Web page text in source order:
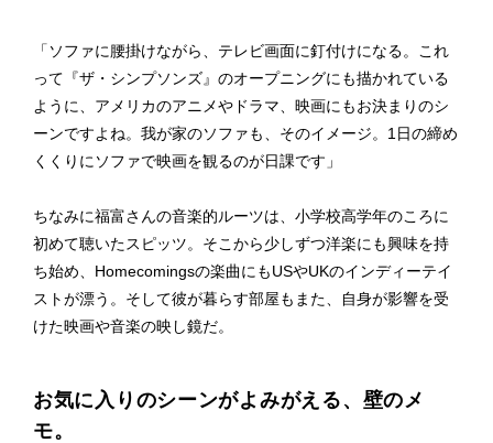
「ソファに腰掛けながら、テレビ画面に釘付けになる。これ
って『ザ・シンプソンズ』のオープニングにも描かれている
ように、アメリカのアニメやドラマ、映画にもお決まりのシ
ーンですよね。我が家のソファも、そのイメージ。1日の締め
くくりにソファで映画を観るのが日課です」
ちなみに福富さんの音楽的ルーツは、小学校高学年のころに
初めて聴いたスピッツ。そこから少しずつ洋楽にも興味を持
ち始め、Homecomingsの楽曲にもUSやUKのインディーテイ
ストが漂う。そして彼が暮らす部屋もまた、自身が影響を受
けた映画や音楽の映し鏡だ。
お気に入りのシーンがよみがえる、壁のメ
モ。